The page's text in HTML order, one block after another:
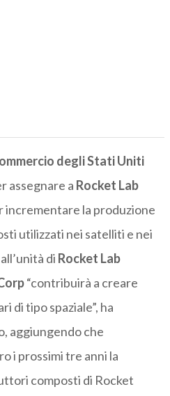
degli Stati Uniti
assegnare a Rocket Lab
incrementare la produzione
utilizzati nei satelliti e nei
di Rocket Lab
“contribuirà a creare
di tipo spaziale”, ha
aggiungendo che
i prossimi tre anni la
composti di Rocket